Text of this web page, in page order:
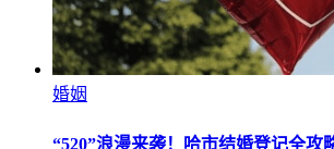
婚姻
“520”浪漫来袭！哈市结婚登记全攻